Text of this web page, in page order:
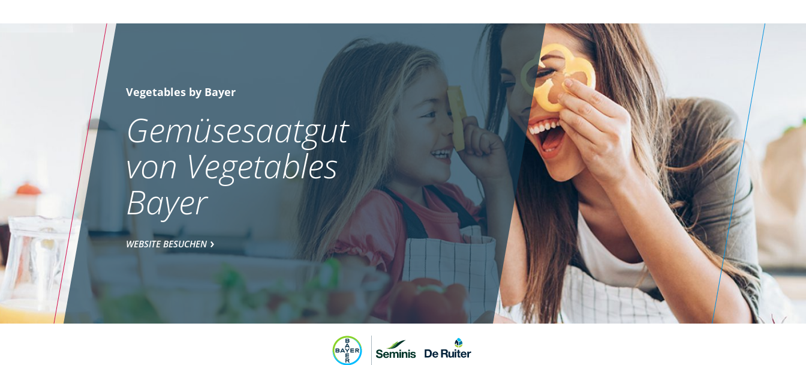
Vegetables by Bayer
Gemüsesaatgut
von Vegetables
Bayer
WEBSITE BESUCHEN